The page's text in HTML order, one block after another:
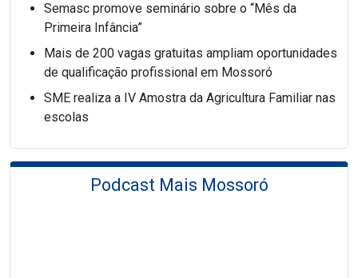
Semasc promove seminário sobre o “Mês da
Primeira Infância”
Mais de 200 vagas gratuitas ampliam oportunidades
de qualificação profissional em Mossoró
SME realiza a IV Amostra da Agricultura Familiar nas
escolas
Podcast Mais Mossoró